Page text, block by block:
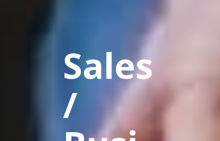
Sales
/